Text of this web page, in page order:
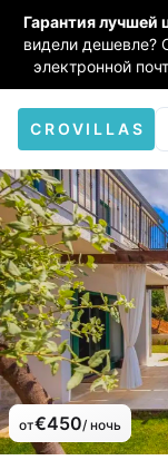
Гарантия лучшей
видели дешевле?
электронной
CROVILLAS
от€450/ ночь